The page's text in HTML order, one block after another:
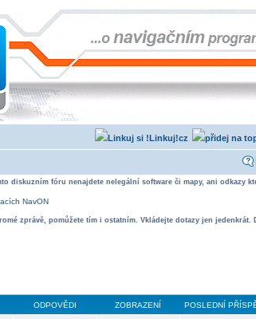
Linkuj!cz
diskuzním fóru nenajdete nelegální software či mapy, ani odkazy
NavON
zprávě, pomůžete tím i ostatním. Vkládejte dotazy jen
ODPOVĚDI ZOBRAZENÍ POSLEDNÍ